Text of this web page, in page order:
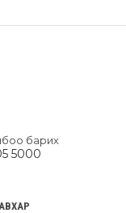
барих
5000